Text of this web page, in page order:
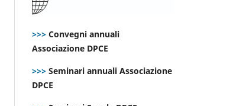
>>> Convegni annuali
Associazione DPCE
>>> Seminari annuali Associazione
DPCE